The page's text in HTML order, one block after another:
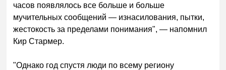
часов появлялось все больше и больше
мучительных сообщений — изнасилования, пытки,
жестокость за пределами понимания", — напомнил
Кир Стармер.
"Однако год спустя люди по всему региону